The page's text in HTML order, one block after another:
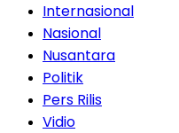
Internasional
Nasional
Nusantara
Politik
Pers Rilis
Vidio